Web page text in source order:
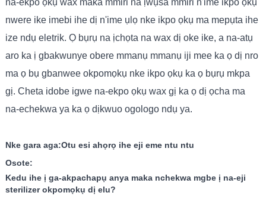
na-ekpo ọkụ wax maka mmiri na ịwụsa mmiri n'ime ikpo ọkụ
nwere ike imebi ihe dị n'ime ụlọ nke ikpo ọkụ ma mepụta ihe
ize ndụ eletrik. Ọ bụrụ na ịchọta na wax dị oke ike, a na-atụ
aro ka ị gbakwunye obere mmanụ mmanụ iji mee ka ọ dị nro
ma ọ bụ gbanwee okpomọkụ nke ikpo ọkụ ka ọ bụrụ mkpa
gị. Cheta idobe igwe na-ekpo ọkụ wax gị ka ọ dị ọcha ma
na-echekwa ya ka ọ dịkwuo ogologo ndụ ya.
Nke gara aga:Otu esi ahọrọ ihe eji eme ntu ntu
Osote:
Kedu ihe ị ga-akpachapụ anya maka nchekwa mgbe ị na-eji
sterilizer okpomọkụ dị elu?